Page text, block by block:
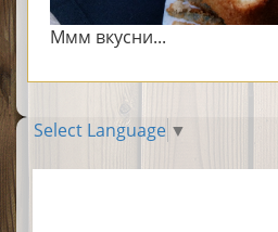
Ммм вкусни...
Select Language ▼